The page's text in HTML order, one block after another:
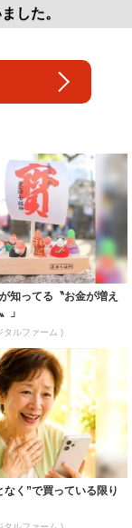
した。
知ってる〝お金が増え
」
タルファーム )
なく”で買っている限り